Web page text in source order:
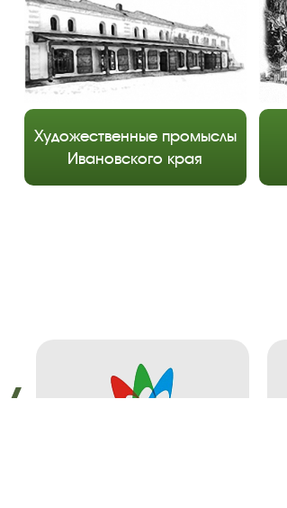
Художественные промыслы
Ивановского края